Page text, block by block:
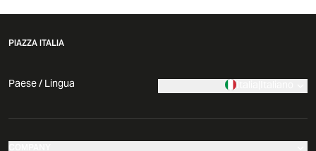
PIAZZA ITALIA
Paese / Lingua Italia|Italiano